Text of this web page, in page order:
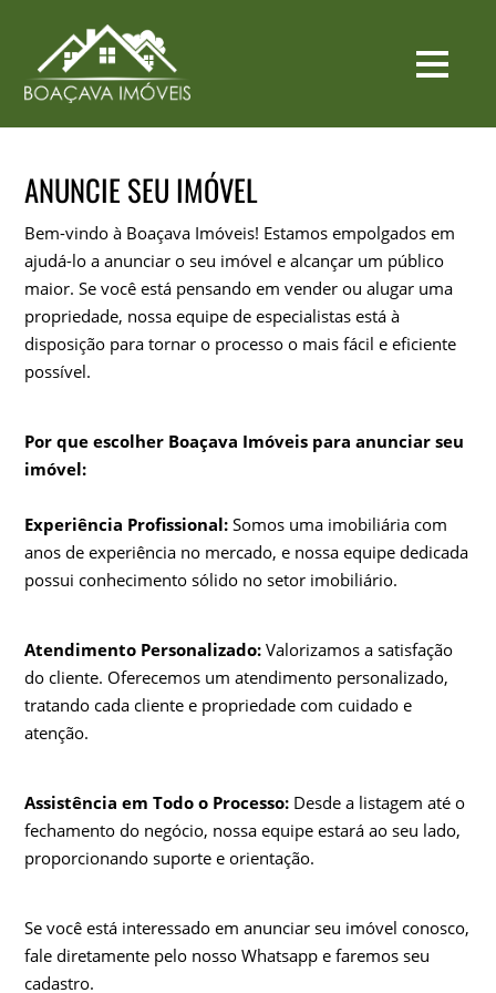
ANUNCIE SEU IMÓVEL
Bem-vindo à Boaçava Imóveis! Estamos empolgados em
ajudá-lo a anunciar o seu imóvel e alcançar um público
maior. Se você está pensando em vender ou alugar uma
propriedade, nossa equipe de especialistas está à
disposição para tornar o processo o mais fácil e eficiente
possível.
Por que escolher Boaçava Imóveis para anunciar seu
imóvel:
Experiência Profissional: Somos uma imobiliária com
anos de experiência no mercado, e nossa equipe dedicada
possui conhecimento sólido no setor imobiliário.
Atendimento Personalizado: Valorizamos a satisfação
do cliente. Oferecemos um atendimento personalizado,
tratando cada cliente e propriedade com cuidado e
atenção.
Assistência em Todo o Processo: Desde a listagem até o
fechamento do negócio, nossa equipe estará ao seu lado,
proporcionando suporte e orientação.
Se você está interessado em anunciar seu imóvel conosco,
fale diretamente pelo nosso Whatsapp e faremos seu
cadastro.